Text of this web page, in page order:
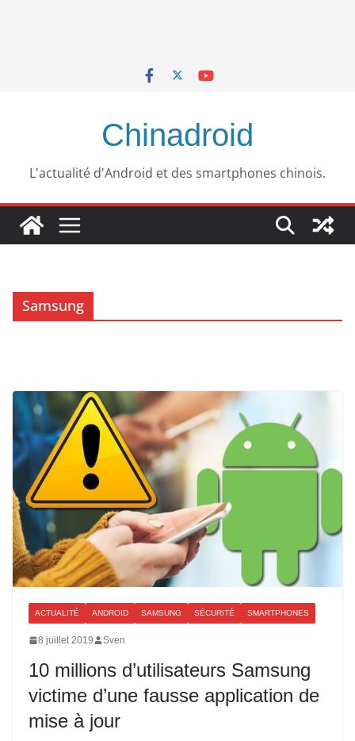
Chinadroid
L'actualité d'Android et des smartphones chinois.
Samsung
ACTUALITÉ ANDROID SAMSUNG SÉCURITÉ SMARTPHONES
8 juillet 2019 Sven
10 millions d’utilisateurs Samsung
victime d’une fausse application de
mise à jour